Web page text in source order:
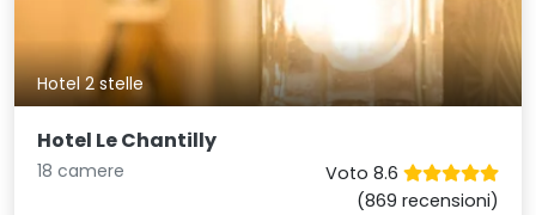
Hotel 2 stelle
Hotel Le Chantilly
18 camere
Voto 8.6
(869 recensioni)